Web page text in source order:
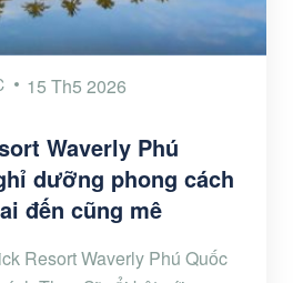
15 Th5 2026
Waverly Phú
dưỡng phong cách
đến cũng mê
Resort Waverly Phú Quốc